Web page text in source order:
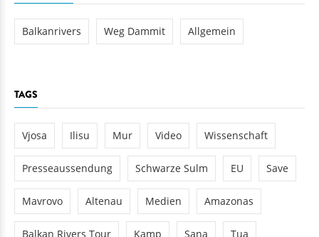
Balkanrivers Weg Dammit Allgemein
TAGS
Vjosa Ilisu Mur Video Wissenschaft
Presseaussendung Schwarze Sulm EU Save
Mavrovo Altenau Medien Amazonas
Balkan Rivers Tour Kamp Sana Tua